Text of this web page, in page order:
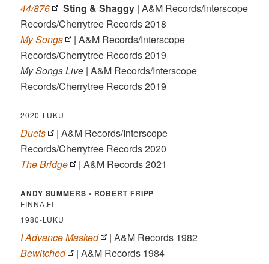
44/876
Sting & Shaggy | A&M Records/Interscope
Records/Cherrytree Records 2018
My Songs
| A&M Records/Interscope
Records/Cherrytree Records 2019
My Songs Live | A&M Records/Interscope
Records/Cherrytree Records 2019
2020-LUKU
Duets
| A&M Records/Interscope
Records/Cherrytree Records 2020
The Bridge
| A&M Records 2021
ANDY SUMMERS • ROBERT FRIPP
FINNA.FI
1980-LUKU
I Advance Masked
| A&M Records 1982
Bewitched
| A&M Records 1984